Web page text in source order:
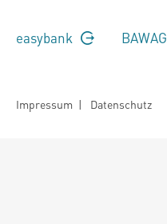
easybank BAWAG
Impressum | Datenschutz